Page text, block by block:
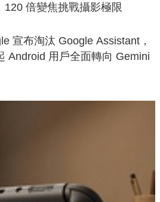
120 倍變焦挑戰攝影極限
宣布淘汰 Google Assistant，
Android 用戶全面轉向 Gemini